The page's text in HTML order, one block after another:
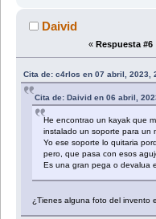
Daivid
« Respuesta #6
Cita de: c4rlos en 07 abril, 2023,
Cita de: Daivid en 06 abril,
He encontrao un kayak que
instalado un soporte para un
Yo ese soporte lo quitaria
pero, que pasa con esos
Es una gran pega o devalua
¿Tienes alguna foto del invento